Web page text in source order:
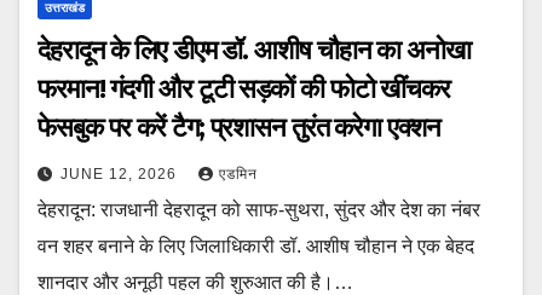
उत्तराखंड
देहरादून के लिए डीएम डॉ. आशीष चौहान का अनोखा
फरमान! गंदगी और टूटी सड़कों की फोटो खींचकर
फेसबुक पर करें टैग; प्रशासन तुरंत करेगा एक्शन
JUNE 12, 2026 एडमिन
देहरादून: राजधानी देहरादून को साफ-सुथरा, सुंदर और देश का नंबर
वन शहर बनाने के लिए जिलाधिकारी डॉ. आशीष चौहान ने एक बेहद
शानदार और अनूठी पहल की शुरुआत की है।…